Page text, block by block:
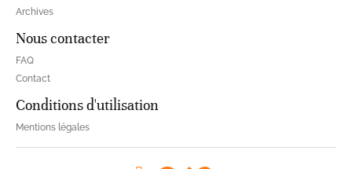
Archives
Nous contacter
FAQ
Contact
Conditions d'utilisation
Mentions légales